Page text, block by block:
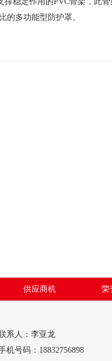
的多功能型防护罩。
供应商机 荣
系人：李亚龙
机号码：18832756898